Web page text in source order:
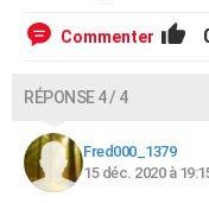
Commenter
RÉPONSE 4 / 4
Fred000_1379
15 déc. 2020 à